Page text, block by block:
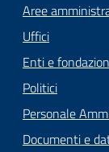
Aree
Uffici
Enti e
Politici
Personale
Documenti e